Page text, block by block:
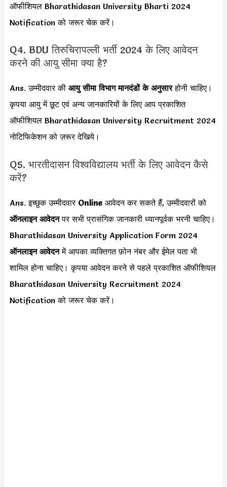
ऑफीशियल Bharathidasan University Bharti 2024
Notification को जरूर चेक करें।
Q4. BDU तिरुचिरापल्ली भर्ती 2024 के लिए आवेदन
करने की आयु सीमा क्या है?
Ans. उम्मीदवार की आयु सीमा विभाग मानदंडों के अनुसारहोनी चाहिए।
कृपया आयु में छूट एवं अन्य जानकारियों के लिए आप प्रकाशित
ऑफीशियल Bharathidasan University Recruitment 2024
नोटिफिकेशन को ज़रूर देखिये।
Q5. भारतीदासन विश्वविद्यालय भर्ती के लिए आवेदन कैसे
करें?
Ans. इच्छुक उम्मीदवार Online आवेदन कर सकते हैं, उम्मीदवारों को
ऑनलाइन आवेदनपर सभी प्रासंगिक जानकारी ध्यानपूर्वक भरनी चाहिए।
Bharathidasan University Application Form 2024
ऑनलाइन आवेदनमें आपका व्यक्तिगत फ़ोन नंबर और ईमेल पता भी
शामिल होना चाहिए। कृपया आवेदन करने से पहले प्रकाशित ऑफीशियल
Bharathidasan University Recruitment 2024
Notification को जरूर चेक करें।